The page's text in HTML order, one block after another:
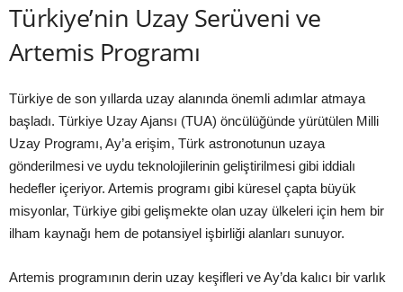
Türkiye’nin Uzay Serüveni ve
Artemis Programı
Türkiye de son yıllarda uzay alanında önemli adımlar atmaya
başladı. Türkiye Uzay Ajansı (TUA) öncülüğünde yürütülen Milli
Uzay Programı, Ay’a erişim, Türk astronotunun uzaya
gönderilmesi ve uydu teknolojilerinin geliştirilmesi gibi iddialı
hedefler içeriyor. Artemis programı gibi küresel çapta büyük
misyonlar, Türkiye gibi gelişmekte olan uzay ülkeleri için hem bir
ilham kaynağı hem de potansiyel işbirliği alanları sunuyor.
Artemis programının derin uzay keşifleri ve Ay’da kalıcı bir varlık